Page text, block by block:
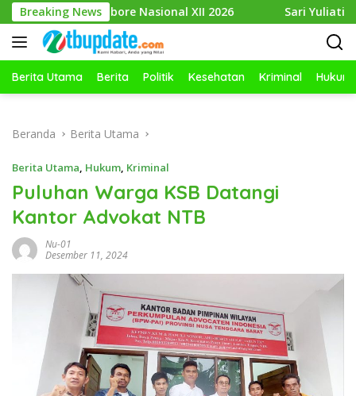
Langsung
ke
konten
Breaking News
Nasional XII 2026 Sari Yuliati: Bonus
Berita Utama Berita Politik Kesehatan Kriminal Hukum
Beranda Berita Utama
Berita Utama, Hukum, Kriminal
Puluhan Warga KSB Datangi
Kantor Advokat NTB
Nu-01
Desember 11, 2024